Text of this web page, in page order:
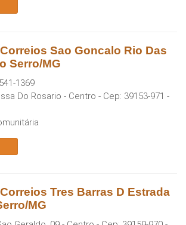
Sao Goncalo Rio Das
Serro/MG
1369
Do Rosario - Centro - Cep: 39153-971 -
Tres Barras D Estrada
MG